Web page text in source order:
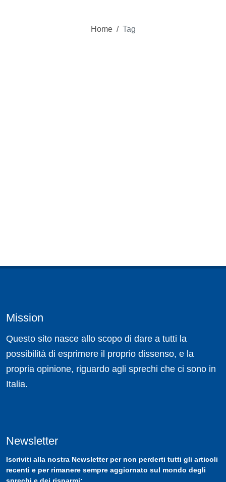
Home / Tag
Mission
Questo sito nasce allo scopo di dare a tutti la
possibilità di esprimere il proprio dissenso, e la
propria opinione, riguardo agli sprechi che ci sono in
Italia.
Newsletter
Iscriviti alla nostra Newsletterper non perderti tutti gli articoli
recenti e per rimanere sempre aggiornato sul mondo degli